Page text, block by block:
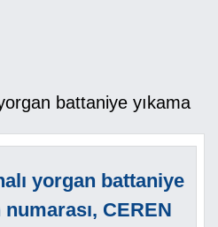
battaniye yıkama
yorgan battaniye
CEREN